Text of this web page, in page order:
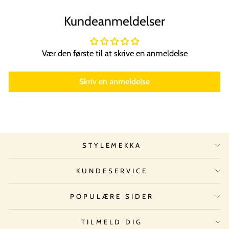
Kundeanmeldelser
Vær den første til at skrive en anmeldelse
Skriv en anmeldelse
STYLEMEKKA
KUNDESERVICE
POPULÆRE SIDER
TILMELD DIG